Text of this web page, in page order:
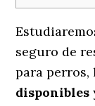
seguro de
para perros,
disponibles